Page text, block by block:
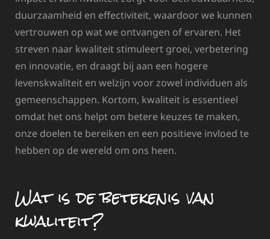
duurzaamheid en effectiviteit, waardoor we kunnen
vertrouwen op wat we ontvangen of ervaren. Het
streven naar kwaliteit stimuleert groei, verbetering
en innovatie, en draagt bij aan een hogere
levenskwaliteit en welzijn voor zowel individuen als
gemeenschappen. Kortom, kwaliteit is essentieel
omdat het ons helpt om betere keuzes te maken,
onze doelen te bereiken en een positieve invloed te
hebben op de wereld om ons heen.
Wat is de betekenis van
kwaliteit?